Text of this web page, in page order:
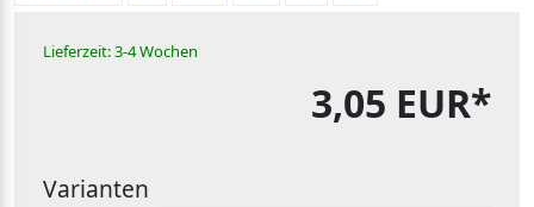
Lieferzeit: 3-4 Wochen
3,05 EUR*
Varianten